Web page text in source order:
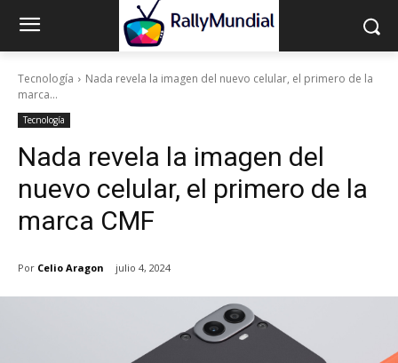
Tecnología
Nada revela la imagen del nuevo celular, el primero de la
marca...
Tecnología
Nada revela la imagen del
nuevo celular, el primero de la
marca CMF
Por Celio Aragon julio 4, 2024